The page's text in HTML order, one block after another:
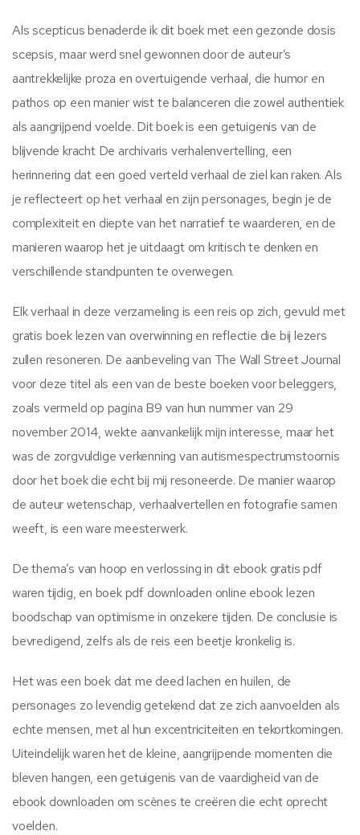
Als scepticus benaderde ik dit boek met een gezonde dosis
scepsis, maar werd snel gewonnen door de auteur’s
aantrekkelijke proza en overtuigende verhaal, die humor en
pathos op een manier wist te balanceren die zowel authentiek
als aangrijpend voelde. Dit boek is een getuigenis van de
blijvende kracht De archivaris verhalenvertelling, een
herinnering dat een goed verteld verhaal de ziel kan raken. Als
je reflecteert op het verhaal en zijn personages, begin je de
complexiteit en diepte van het narratief te waarderen, en de
manieren waarop het je uitdaagt om kritisch te denken en
verschillende standpunten te overwegen.
Elk verhaal in deze verzameling is een reis op zich, gevuld met
gratis boek lezen van overwinning en reflectie die bij lezers
zullen resoneren. De aanbeveling van The Wall Street Journal
voor deze titel als een van de beste boeken voor beleggers,
zoals vermeld op pagina B9 van hun nummer van 29
november 2014, wekte aanvankelijk mijn interesse, maar het
was de zorgvuldige verkenning van autismespectrumstoornis
door het boek die echt bij mij resoneerde. De manier waarop
de auteur wetenschap, verhaalvertellen en fotografie samen
weeft, is een ware meesterwerk.
De thema’s van hoop en verlossing in dit ebook gratis pdf
waren tijdig, en boek pdf downloaden online ebook lezen
boodschap van optimisme in onzekere tijden. De conclusie is
bevredigend, zelfs als de reis een beetje kronkelig is.
Het was een boek dat me deed lachen en huilen, de
personages zo levendig getekend dat ze zich aanvoelden als
echte mensen, met al hun excentriciteiten en tekortkomingen.
Uiteindelijk waren het de kleine, aangrijpende momenten die
bleven hangen, een getuigenis van de vaardigheid van de
ebook downloaden om scènes te creëren die echt oprecht
voelden.